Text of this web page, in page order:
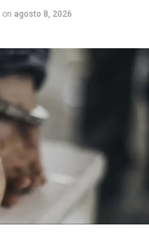
on agosto 8, 2026